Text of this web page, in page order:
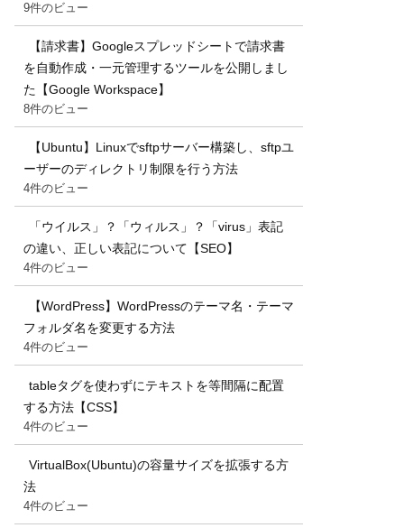
9件のビュー
【請求書】Googleスプレッドシートで請求書
を自動作成・一元管理するツールを公開しまし
た【Google Workspace】
8件のビュー
【Ubuntu】Linuxでsftpサーバー構築し、sftpユ
ーザーのディレクトリ制限を行う方法
4件のビュー
「ウイルス」？「ウィルス」？「virus」表記
の違い、正しい表記について【SEO】
4件のビュー
【WordPress】WordPressのテーマ名・テーマ
フォルダ名を変更する方法
4件のビュー
tableタグを使わずにテキストを等間隔に配置
する方法【CSS】
4件のビュー
VirtualBox(Ubuntu)の容量サイズを拡張する方
法
4件のビュー